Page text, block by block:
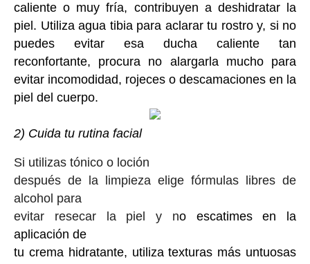
caliente o muy fría, contribuyen a deshidratar la
piel. Utiliza agua tibia para aclarar tu rostro y, si no
puedes evitar esa ducha caliente tan
reconfortante, procura no alargarla mucho para
evitar incomodidad, rojeces o descamaciones en la
piel del cuerpo.
2) Cuida tu rutina facial
Si utilizas tónico o loción
después de la limpieza elige fórmulas libres de
alcohol para
evitar resecar la piel y no escatimes en la
aplicación de
tu crema hidratante, utiliza texturas más untuosas